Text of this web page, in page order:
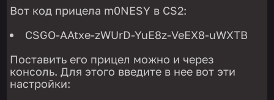
Вот код прицела m0NESY в CS2:
CSGO-AAtxe-zWUrD-YuE8z-VeEX8-uWXTB
Поставить его прицел можно и через
консоль. Для этого введите в нее вот эти
настройки: